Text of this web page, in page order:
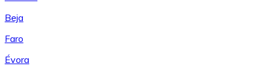
Beja
Faro
Évora